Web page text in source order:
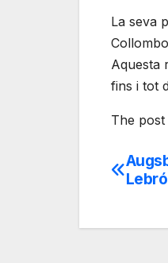
La seva
Aquesta
fins i tot
The